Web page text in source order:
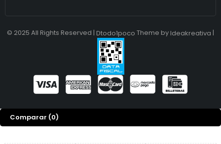
© 2025 All Rights Reserved | Dtodo1poco Theme by Ideakreativa |
Comparar (0)